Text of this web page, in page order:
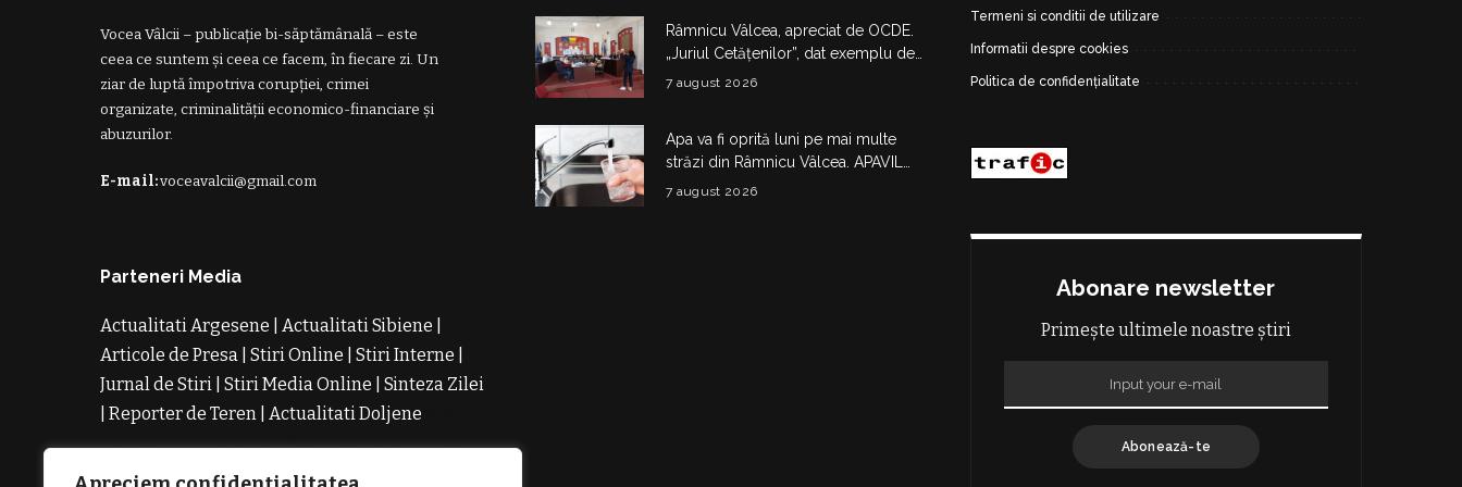
Vocea Vâlcii – publicație bi-săptămânală – este
ceea ce suntem și ceea ce facem, în fiecare zi. Un
ziar de luptă împotriva corupției, crimei
organizate, criminalității economico-financiare și
abuzurilor.
E-mail:voceavalcii@gmail.com
Parteneri Media
Actualitati Argesene Actualitati Sibiene
Articole de Presa
Stiri Online Stiri Interne
Jurnal de Stiri
Stiri Media Online
Sinteza Zilei
Reporter de Teren Actualitati Doljene
NoiRochii de RevelionRochii de BanchetRochii
de Cununie
Magazin de Rochii
Râmnicu Vâlcea, apreciat de OCDE.
„Juriul Cetățenilor”, dat exemplu de
bună practică la nivel european
7 august 2026
Apa va fi oprită luni pe mai multe
străzi din Râmnicu Vâlcea. APAVIL
anunță lucrări la rețeaua de
7 august 2026
Termeni si conditii de utilizare
Informatii despre cookies
Politica de confidențialitate
Abonare newsletter
Primește ultimele noastre știri
Abonează-te